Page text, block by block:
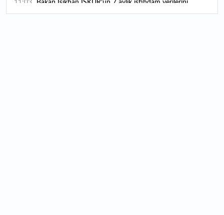
11:03
paylaştı